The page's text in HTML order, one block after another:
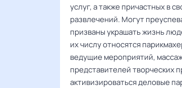
услуг, а также причастных в
развлечений. Могут
призваны украшать жизнь
их числу относятся
ведущие мероприятий,
представителей творческих
активизироваться деловые